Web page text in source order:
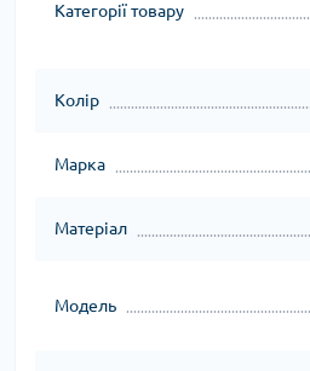
Категорії товару
Колір
Марка
Матеріал
Модель